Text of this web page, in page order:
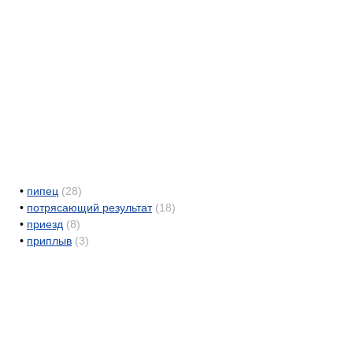
• пипец (28)
• потрясающий результат (18)
• приезд (8)
• приплыв (3)